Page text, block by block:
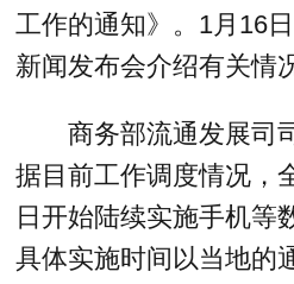
工作的通知》。1月16
新闻发布会介绍有关情
商务部流通发展司
据目前工作调度情况，
日开始陆续实施手机等
具体实施时间以当地的